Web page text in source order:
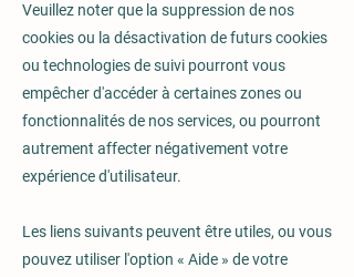
Veuillez noter que la suppression de nos
cookies ou la désactivation de futurs cookies
ou technologies de suivi pourront vous
empêcher d'accéder à certaines zones ou
fonctionnalités de nos services, ou pourront
autrement affecter négativement votre
expérience d'utilisateur.
Les liens suivants peuvent être utiles, ou vous
pouvez utiliser l'option « Aide » de votre